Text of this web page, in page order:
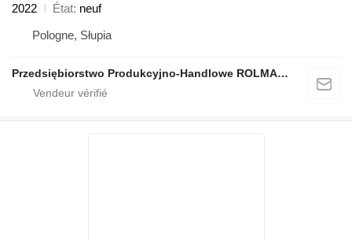
2022
État neuf
Pologne, Słupia
Przedsiębiorstwo Produkcyjno-Handlowe ROLMAPOL Marcin Dziekan